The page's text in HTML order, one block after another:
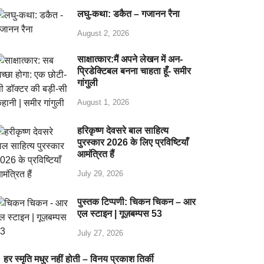
लघु-कथा: डकैत – गजानन रैना
August 2, 2026
साक्षात्कार:मैं अपने लेखन में अन-
प्रिडेक्टिबल बनना चाहता हूँ- समीर
गांगुली
August 1, 2026
हरिकृष्ण देवसरे बाल साहित्य
पुरस्कार 2026 के लिए प्रविष्टियाँ
आमंत्रित हैं
July 29, 2026
पुस्तक टिप्पणी: चिकन चिकन – आर
एल स्टाइन | गूज़बम्पस 53
July 27, 2026
हर स्मृति मधुर नहीं होती – विनय प्रकाश तिर्की